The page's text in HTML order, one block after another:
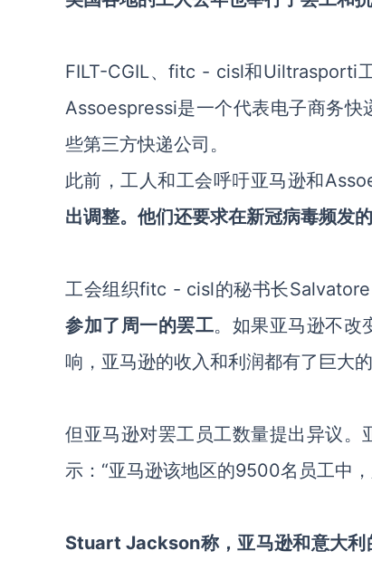
FILT-CGIL、fitc - cisl和Uiltrasporti
Assoespressi是一个代表电子商务快
些第三方快递公司。
此前，工人和工会呼吁亚马逊和
出调整。他们还要求在新冠病毒频发
工会组织fitc - cisl的秘书长
参加了周一的罢工。如果亚马逊不改
响，亚马逊的收入和利润都有了巨大
但亚马逊对罢工员工数量提出异议
示：“亚马逊该地区的9500名员工中
Stuart Jackson称，亚马逊和意大利